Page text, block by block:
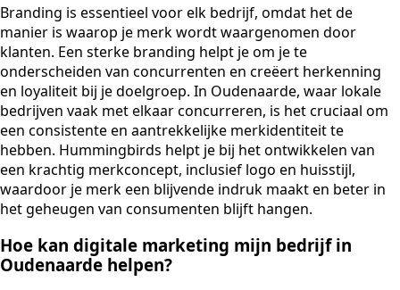
Branding is essentieel voor elk bedrijf, omdat het de
manier is waarop je merk wordt waargenomen door
klanten. Een sterke branding helpt je om je te
onderscheiden van concurrenten en creëert herkenning
en loyaliteit bij je doelgroep. In Oudenaarde, waar lokale
bedrijven vaak met elkaar concurreren, is het cruciaal om
een consistente en aantrekkelijke merkidentiteit te
hebben. Hummingbirds helpt je bij het ontwikkelen van
een krachtig merkconcept, inclusief logo en huisstijl,
waardoor je merk een blijvende indruk maakt en beter in
het geheugen van consumenten blijft hangen.
Hoe kan digitale marketing mijn bedrijf in
Oudenaarde helpen?